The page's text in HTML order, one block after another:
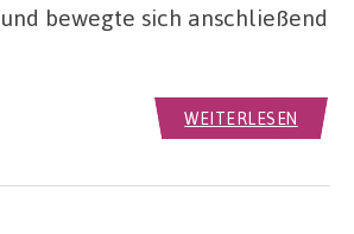
bewegte sich anschließend
WEITERLESEN